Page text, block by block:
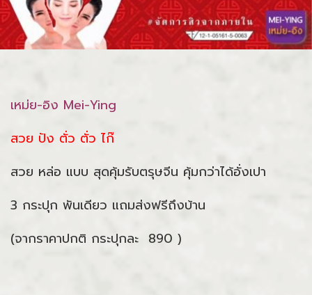
เหม่ย-อิง Mei-Ying
สวย ปัง ตั่ว ตั่ว ไก๊
สวย หล่อ แบบ สุดคุ้มรับตรุษจีน คุ้มกว่าได้อั่งเปา
3 กระปุก พันเดียว แถมส่งฟรีถึงบ้าน
(จากราคาปกติ กระปุกละ 890 )